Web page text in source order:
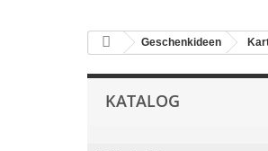
Geschenkideen
KATALOG